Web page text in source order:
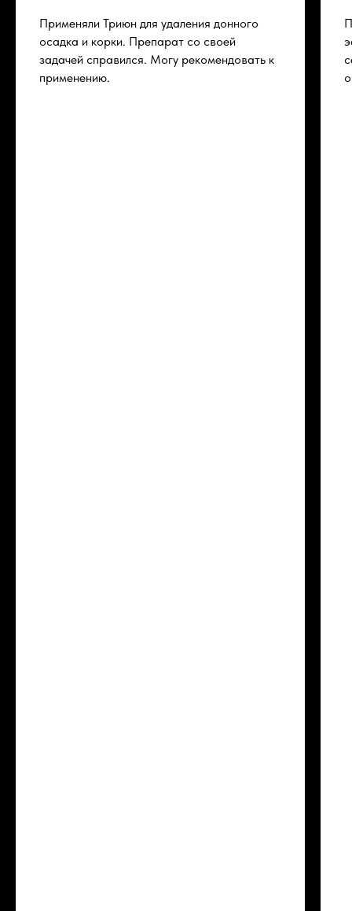
Применяли Триюн для удаления донного
осадка и корки. Препарат со своей
задачей справился. Могу рекомендовать к
применению.